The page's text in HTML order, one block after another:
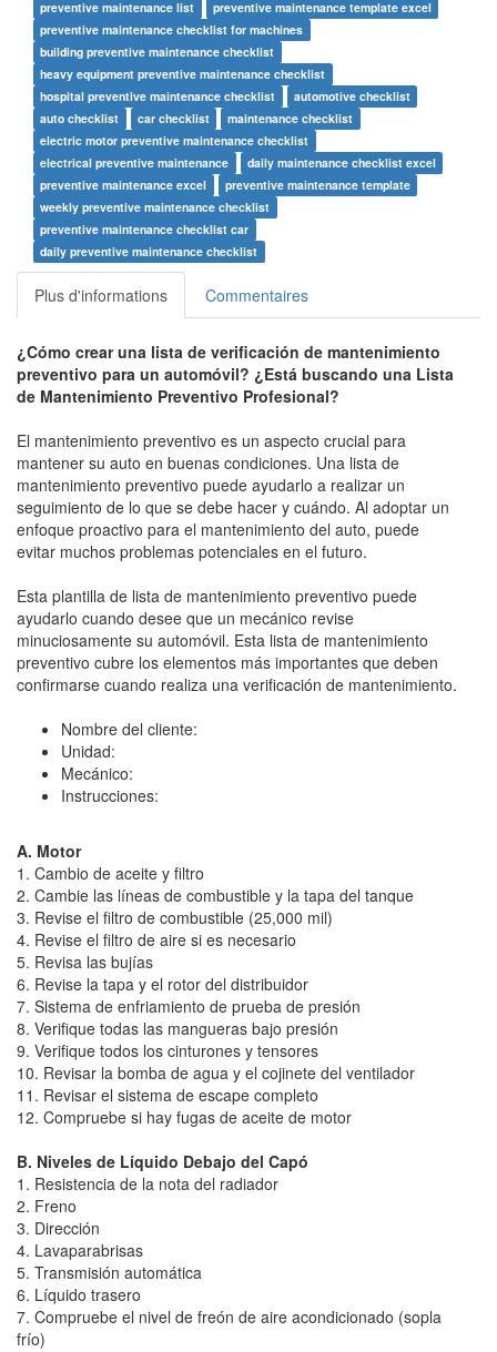
preventive maintenance list
preventive maintenance template excel
preventive maintenance checklist for machines
building preventive maintenance checklist
heavy equipment preventive maintenance checklist
hospital preventive maintenance checklist
automotive checklist
auto checklist
car checklist
maintenance checklist
electric motor preventive maintenance checklist
electrical preventive maintenance
daily maintenance checklist excel
preventive maintenance excel
preventive maintenance template
weekly preventive maintenance checklist
preventive maintenance checklist car
daily preventive maintenance checklist
Plus d'informations Commentaires
¿Cómo crear una lista de verificación de mantenimiento
preventivo para un automóvil? ¿Está buscando una Lista
de Mantenimiento Preventivo Profesional?
El mantenimiento preventivo es un aspecto crucial para
mantener su auto en buenas condiciones. Una lista de
mantenimiento preventivo puede ayudarlo a realizar un
seguimiento de lo que se debe hacer y cuándo. Al adoptar un
enfoque proactivo para el mantenimiento del auto, puede
evitar muchos problemas potenciales en el futuro.
Esta plantilla de lista de mantenimiento preventivo puede
ayudarlo cuando desee que un mecánico revise
minuciosamente su automóvil. Esta lista de mantenimiento
preventivo cubre los elementos más importantes que deben
confirmarse cuando realiza una verificación de mantenimiento.
Nombre del cliente:
Unidad:
Mecánico:
Instrucciones:
A. Motor
1. Cambio de aceite y filtro
2. Cambie las líneas de combustible y la tapa del tanque
3. Revise el filtro de combustible (25,000 mil)
4. Revise el filtro de aire si es necesario
5. Revisa las bujías
6. Revise la tapa y el rotor del distribuidor
7. Sistema de enfriamiento de prueba de presión
8. Verifique todas las mangueras bajo presión
9. Verifique todos los cinturones y tensores
10. Revisar la bomba de agua y el cojinete del ventilador
11. Revisar el sistema de escape completo
12. Compruebe si hay fugas de aceite de motor
B. Niveles de Líquido Debajo del Capó
1. Resistencia de la nota del radiador
2. Freno
3. Dirección
4. Lavaparabrisas
5. Transmisión automática
6. Líquido trasero
7. Compruebe el nivel de freón de aire acondicionado (sopla
frío)